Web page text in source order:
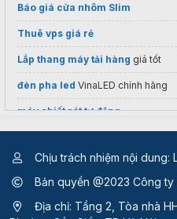
Báo giá cửa nhôm Slim
Thuê vps giá rẻ
Lắp thang máy tải hàng giá tốt
đèn pha led VinaLED chính hãng
máy chiết rót tự động
https://eterra.vn/tu-chau-
dịch vụxây nhà trọn gói uy tín
Thiết kế tem nhãn sản phẩm
Chịu trách nhiệm nội dung:
Bản quyền @2023 Công
Địa chỉ: Tầng 2, Tòa nhà